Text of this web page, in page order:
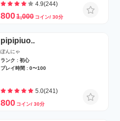
4.9(244)
8001,000 コイン/ 30分
pipipiuo..
ぽんにゃ
ランク : 初心
プレイ時間 : 0〜100
5.0(241)
800 コイン/ 30分